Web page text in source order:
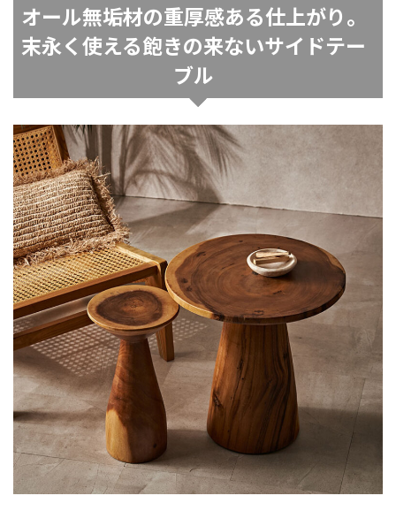
オール無垢材の重厚感ある仕上がり。
末永く使える飽きの来ないサイドテー
ブル